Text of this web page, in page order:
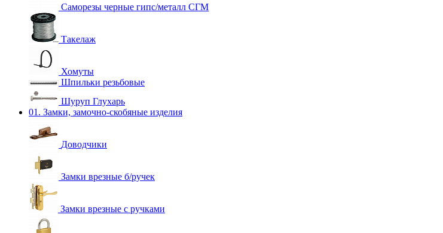
Саморезы черные гипс/металл СГМ
Такелаж
Хомуты
Шпильки резьбовые
Шуруп Глухарь
01. Замки, замочно-скобяные изделия
Доводчики
Замки врезные б/ручек
Замки врезные с ручками